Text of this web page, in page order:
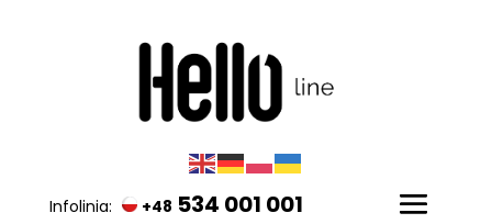
Infolinia: +48 534 001 001